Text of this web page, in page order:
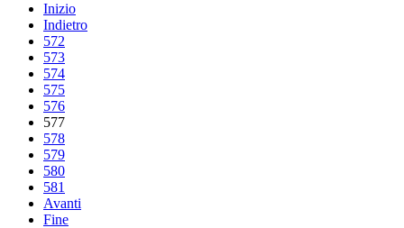
Inizio
Indietro
572
573
574
575
576
577
578
579
580
581
Avanti
Fine